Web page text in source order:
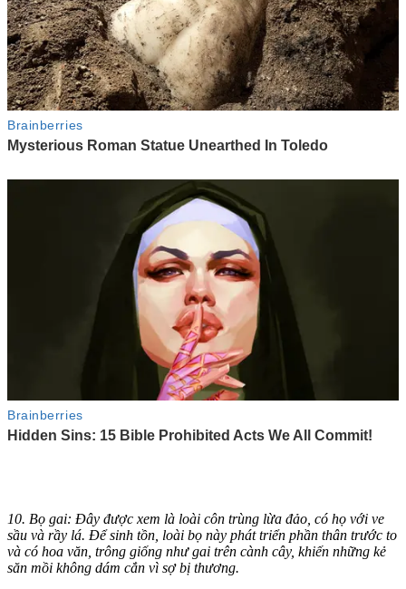
10. Bọ gai: Đây được xem là loài côn trùng lừa đảo, có họ với ve
sầu và rầy lá. Để sinh tồn, loài bọ này phát triển phần thân trước to
và có hoa văn, trông giống như gai trên cành cây, khiến những kẻ
săn mồi không dám cắn vì sợ bị thương.